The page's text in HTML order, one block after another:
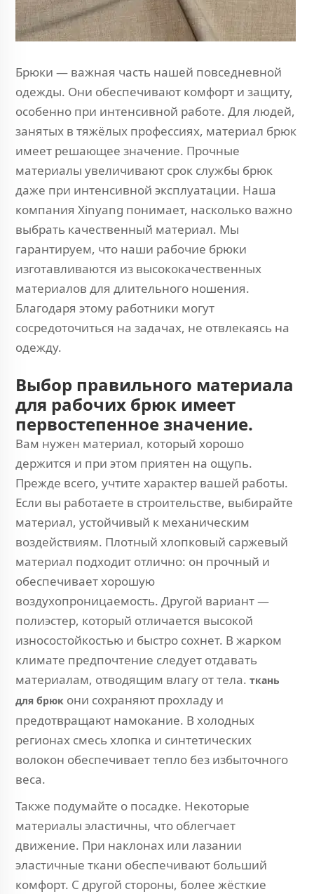
Брюки — важная часть нашей повседневной
одежды. Они обеспечивают комфорт и защиту,
особенно при интенсивной работе. Для людей,
занятых в тяжёлых профессиях, материал брюк
имеет решающее значение. Прочные
материалы увеличивают срок службы брюк
даже при интенсивной эксплуатации. Наша
компания Xinyang понимает, насколько важно
выбрать качественный материал. Мы
гарантируем, что наши рабочие брюки
изготавливаются из высококачественных
материалов для длительного ношения.
Благодаря этому работники могут
сосредоточиться на задачах, не отвлекаясь на
одежду.
Выбор правильного материала
для рабочих брюк имеет
первостепенное значение.
Вам нужен материал, который хорошо
держится и при этом приятен на ощупь.
Прежде всего, учтите характер вашей работы.
Если вы работаете в строительстве, выбирайте
материал, устойчивый к механическим
воздействиям. Плотный хлопковый саржевый
материал подходит отлично: он прочный и
обеспечивает хорошую
воздухопроницаемость. Другой вариант —
полиэстер, который отличается высокой
износостойкостью и быстро сохнет. В жарком
климате предпочтение следует отдавать
материалам, отводящим влагу от тела. ткань
для брюк они сохраняют прохладу и
предотвращают намокание. В холодных
регионах смесь хлопка и синтетических
волокон обеспечивает тепло без избыточного
веса.
Также подумайте о посадке. Некоторые
материалы эластичны, что облегчает
движение. При наклонах или лазании
эластичные ткани обеспечивают больший
комфорт. С другой стороны, более жёсткие